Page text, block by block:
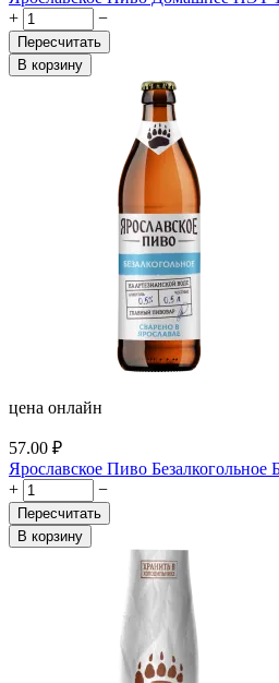
+
−
Пересчитать
В корзину
цена онлайн
57.00 ₽
Ярославское Пиво Безалкогольное
+
−
Пересчитать
В корзину